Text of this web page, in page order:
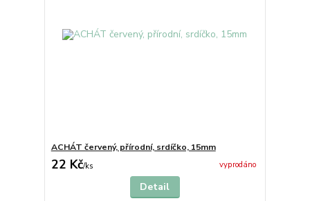
ACHÁT červený, přírodní, srdíčko, 15mm
22 Kč/ks vyprodáno
Detail